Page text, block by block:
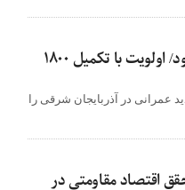
هیچ پروژه جدیدی در آذربایجان شرقی اجرا نمی‌شود/ اولویت با تکمیل 1800
عمرانی در آذربایجان شرقی را
اقتصاد مقاومتی در